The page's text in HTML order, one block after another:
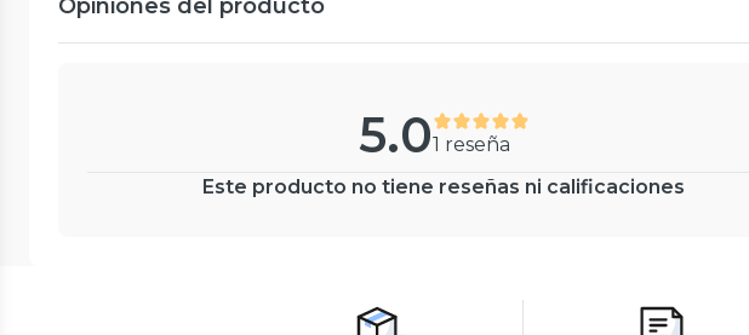
Opiniones del producto
5.01 reseña
Este producto no tiene reseñas ni calificaciones